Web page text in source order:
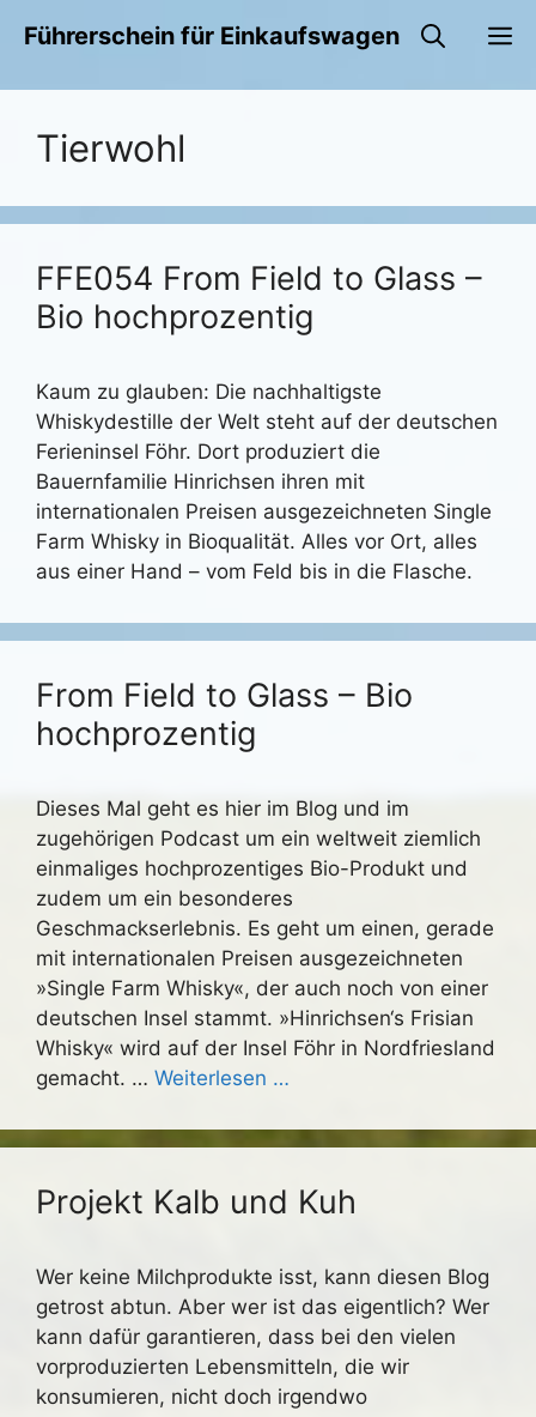
InhaltFührerschein für Einkaufswagen
Tierwohl
FFE054 From Field to Glass –
Bio hochprozentig
Kaum zu glauben: Die nachhaltigste
Whiskydestille der Welt steht auf der deutschen
Ferieninsel Föhr. Dort produziert die
Bauernfamilie Hinrichsen ihren mit
internationalen Preisen ausgezeichneten Single
Farm Whisky in Bioqualität. Alles vor Ort, alles
aus einer Hand – vom Feld bis in die Flasche.
From Field to Glass – Bio
hochprozentig
Dieses Mal geht es hier im Blog und im
zugehörigen Podcast um ein weltweit ziemlich
einmaliges hochprozentiges Bio-Produkt und
zudem um ein besonderes
Geschmackserlebnis. Es geht um einen, gerade
mit internationalen Preisen ausgezeichneten
»Single Farm Whisky«, der auch noch von einer
deutschen Insel stammt. »Hinrichsen‘s Frisian
Whisky« wird auf der Insel Föhr in Nordfriesland
gemacht. … Weiterlesen …
Projekt Kalb und Kuh
Wer keine Milchprodukte isst, kann diesen Blog
getrost abtun. Aber wer ist das eigentlich? Wer
kann dafür garantieren, dass bei den vielen
vorproduzierten Lebensmitteln, die wir
konsumieren, nicht doch irgendwo